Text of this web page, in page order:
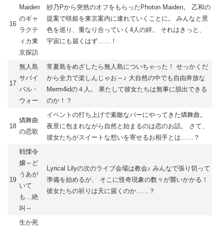
16
Maiden
のギャ
ラクテ
ィカ東
京探訪
紗乃Pから突然のオフをもらったPhoton Maiden。 乙和の
提案で咲姫を東京案内に連れていくことに。 みんなと景
色を巡り、重なり合っていく4人の絆。 それはきっと、
宇宙にも届くはず……！
17
無人島
サバイ
バル・
ウォー
常夏島をめざしたら無人島についちゃった！ せっかくだ
から全力で楽しんじゃお～♪ 大自然の中でも自由奔放な
Merm4idの４人。 果たして彼女たちは無事に脱出できる
のか！？
18
燐舞曲
の恋歌
イベントの打ち上げで素敵なバーにやってきた燐舞曲。
夜景に包まれながら自然と始まるのは恋のお話。 さて、
彼女たちがスイートな想いを寄せるお相手とは……？
19
戦慄令
嬢～ど
うあが
いて
も…絶
叫～
Lyrical Lilyの次のライブ会場は教会♪ みんなで張り切って
準備を始めるが、 そこに怪奇現象の数々が襲いかかる！
彼女たちの祈りは天に届くのか……？
生か死